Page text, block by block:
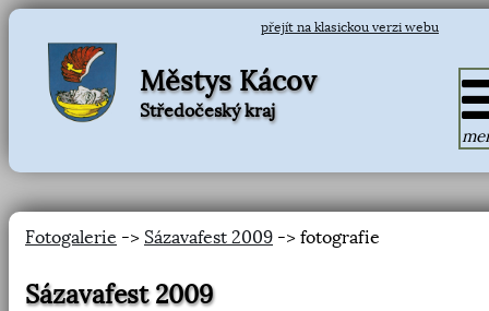
přejít na klasickou verzi webu
Městys Kácov
Středočeský kraj
Fotogalerie -> Sázavafest 2009 -> fotografie
Sázavafest 2009